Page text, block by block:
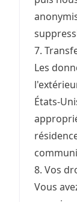
7.
Les
États-
8. Vos
Vous